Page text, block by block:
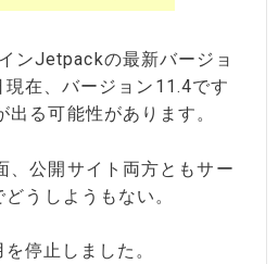
ンJetpackの最新バージョ
在、バージョン11.4です
る可能性があります。
、公開サイト両方ともサー
うしようもない。
停止しました。